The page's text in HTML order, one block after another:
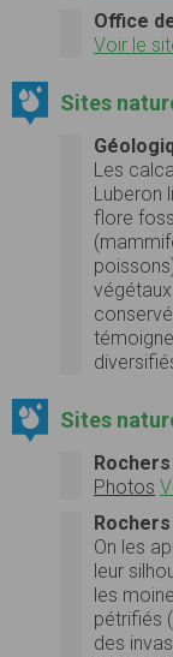
Office
Voir le
Sites
Les
Luberon
flore
Sites
Photos
On les
leur
les
pétrifiés
des